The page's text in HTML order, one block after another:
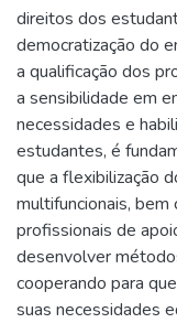
direitos dos
democratização do
a qualificação dos
a sensibilidade em
necessidades e
estudantes, é
que a flexibilização
multifuncionais,
profissionais de
desenvolver
cooperando para
suas necessidades